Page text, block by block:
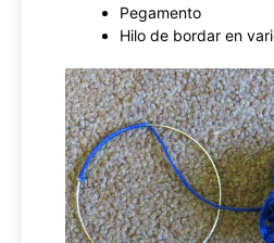
Pegamento
Hilo de bordar en